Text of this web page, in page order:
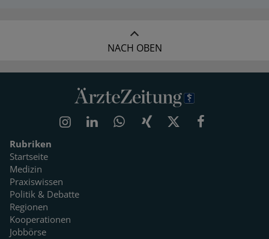
NACH OBEN
Rubriken
Startseite
Medizin
Praxiswissen
Politik & Debatte
Regionen
Kooperationen
Jobbörse